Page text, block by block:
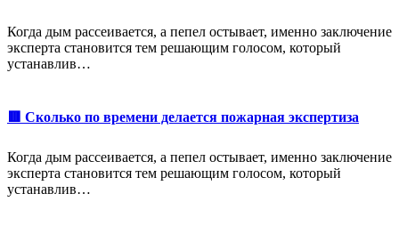
Когда дым рассеивается, а пепел остывает, именно заключение
эксперта становится тем решающим голосом, который
устанавлив…
🟥 Сколько по времени делается пожарная экспертиза
Когда дым рассеивается, а пепел остывает, именно заключение
эксперта становится тем решающим голосом, который
устанавлив…